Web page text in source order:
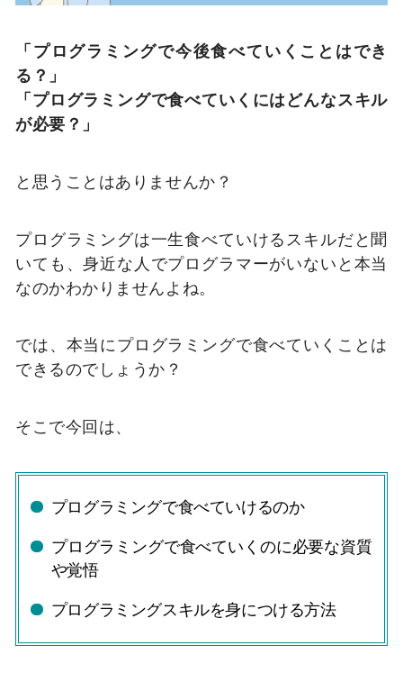
「プログラミングで今後食べていくことはでき
る？」
「プログラミングで食べていくにはどんなスキル
が必要？」
と思うことはありませんか？
プログラミングは一生食べていけるスキルだと聞
いても、身近な人でプログラマーがいないと本当
なのかわかりませんよね。
では、本当にプログラミングで食べていくことは
できるのでしょうか？
そこで今回は、
プログラミングで食べていけるのか
プログラミングで食べていくのに必要な資質
や覚悟
プログラミングスキルを身につける方法